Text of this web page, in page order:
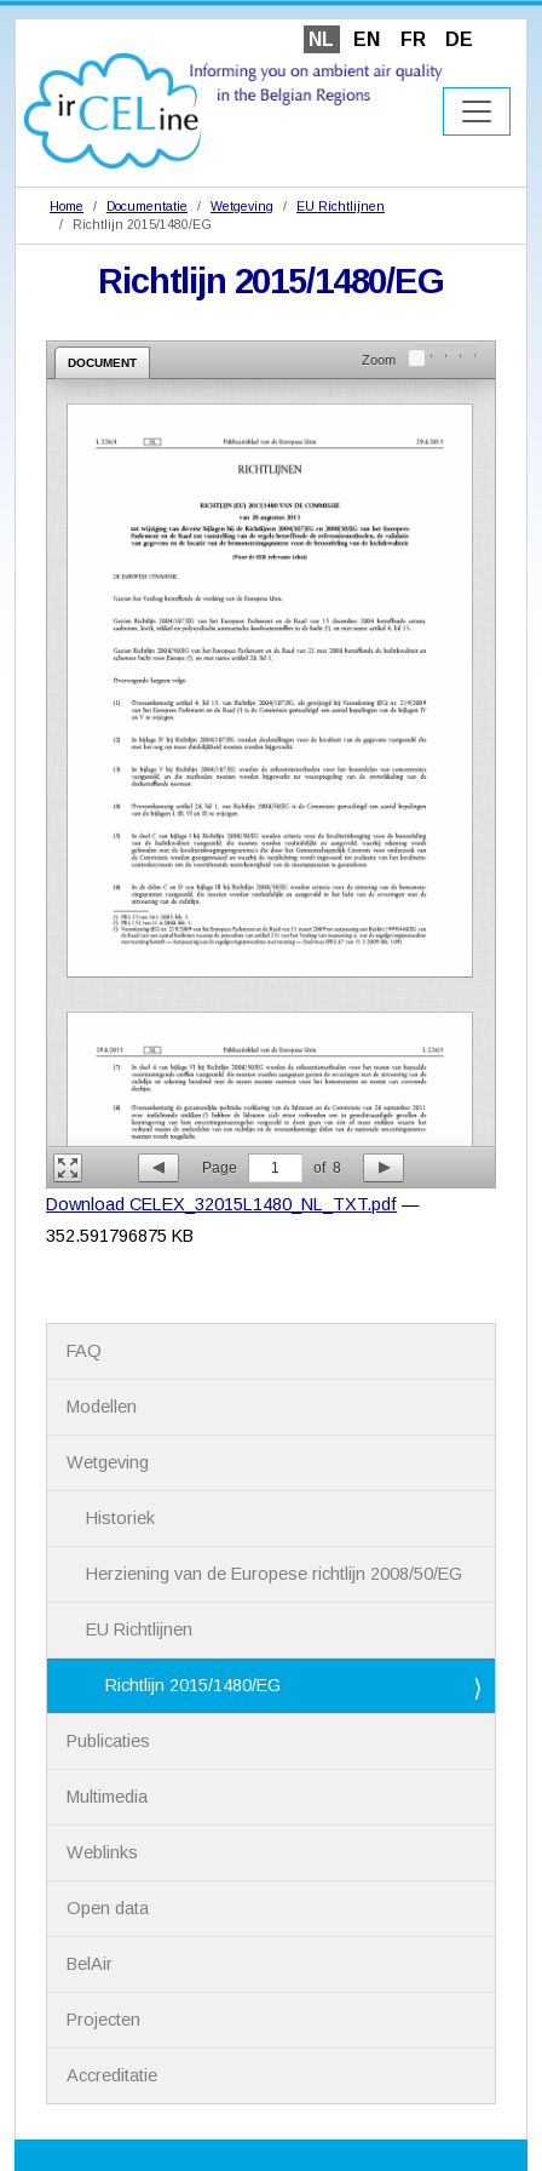
NL EN FR DE
Home Documentatie Wetgeving
EU Richtlijnen
Richtlijn 2015/1480/EG
Richtlijn 2015/1480/EG
DOCUMENT Zoom
Page 1 of 8
Download CELEX_32015L1480_NL_TXT.pdf —
352.591796875 KB
FAQ
Modellen
Wetgeving
Historiek
Herziening van de Europese richtlijn 2008/50/EG
EU Richtlijnen
Richtlijn 2015/1480/EG
Publicaties
Multimedia
Weblinks
Open data
BelAir
Projecten
Accreditatie